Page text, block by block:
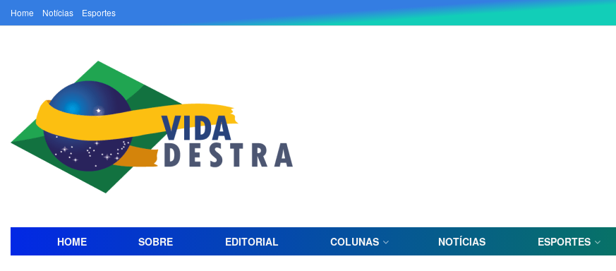
Home Notícias Esportes
HOME SOBRE EDITORIAL COLUNAS NOTÍCIAS ESPORTES